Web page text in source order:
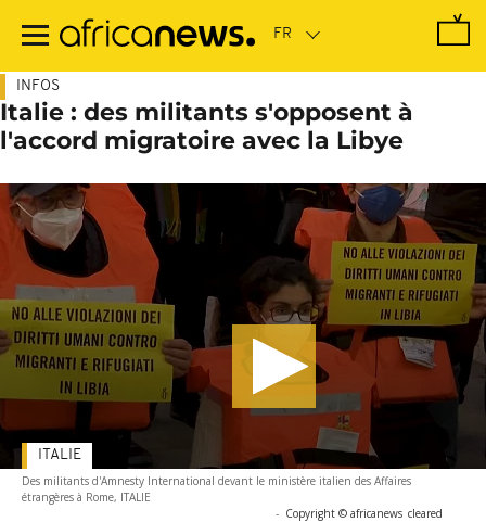
contenu
INFOS
Italie : des militants s'opposent à
l'accord migratoire avec la Libye
Des militants d'Amnesty International devant le ministère italien des Affaires
étrangères à Rome, ITALIE
- Copyright © africanews cleared
ITALIE